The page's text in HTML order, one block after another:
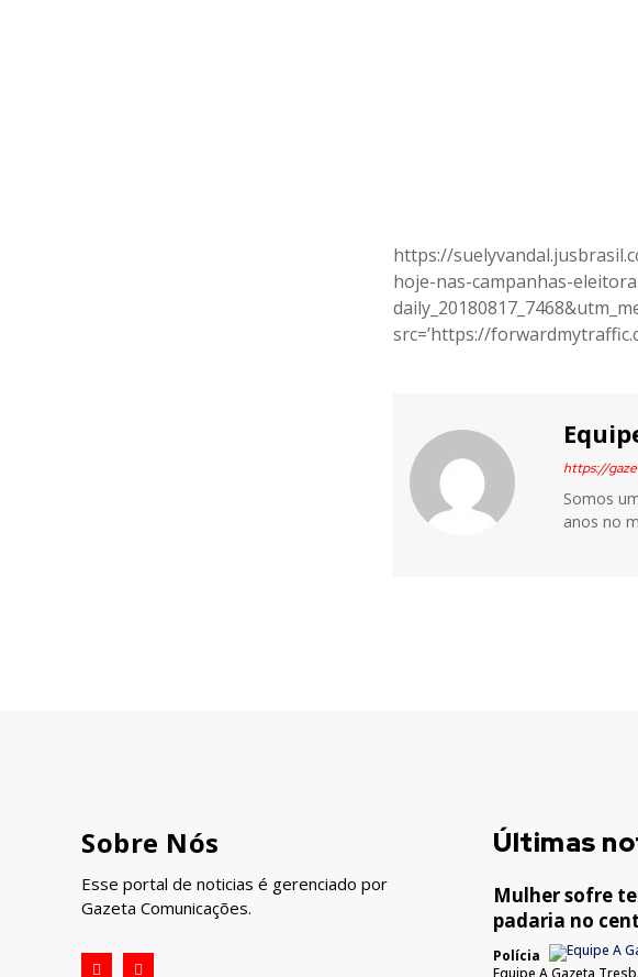
https://
hoje-nas-campanhas-
src=’https://
https://
Somos
anos no
Sobre Nós
Esse portal de noticias é gerenciado por
Gazeta Comunicações.
Últimas
Mulher sofre
padaria no
Polícia
Equipe A Gazeta